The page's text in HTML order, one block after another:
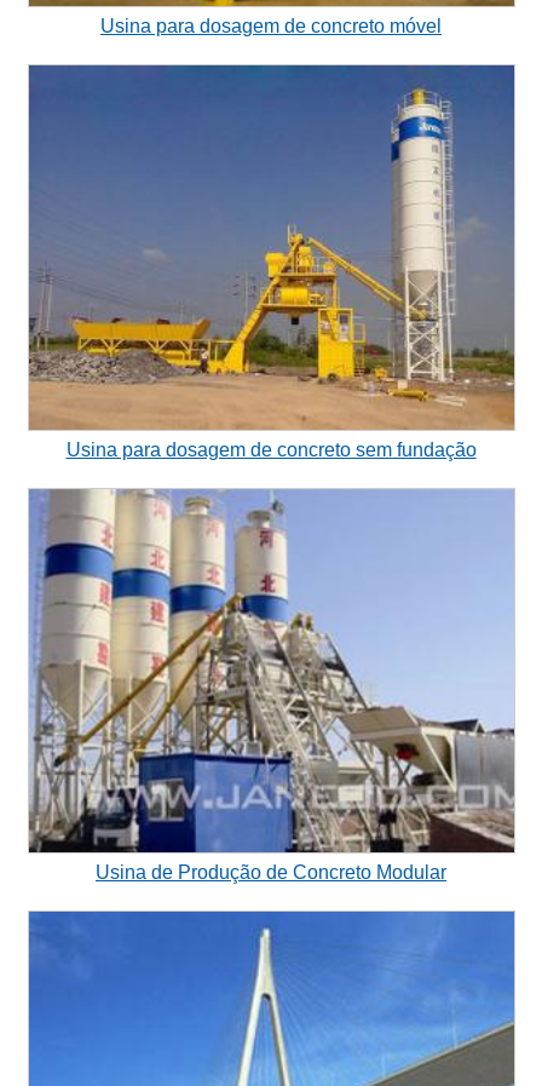
Usina para dosagem de concreto móvel
Usina para dosagem de concreto sem fundação
Usina de Produção de Concreto Modular